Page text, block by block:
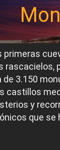
primeras
rascacielos,
de 3.150
castillos
y
que se